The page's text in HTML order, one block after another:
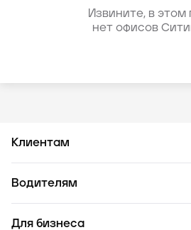
Извините, в этом
нет офисов
Клиентам
Водителям
Для бизнеса